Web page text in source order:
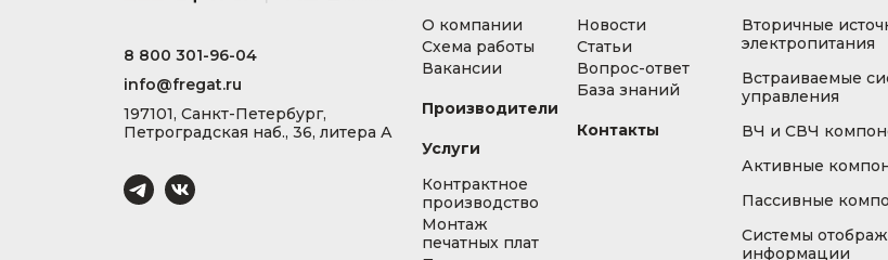
8 800 301-96-04
info@fregat.ru
197101, Санкт-Петербург,
Петроградская наб., 36, литера А
О компании
Схема работы
Вакансии
Производители
Услуги
Контрактное
производство
Монтаж
печатных плат
Новости
Статьи
Вопрос-ответ
База знаний
Контакты
Вторичные
электропитания
Встраиваемые
управления
ВЧ и СВЧ
Активные
Пассивные
Системы
информации